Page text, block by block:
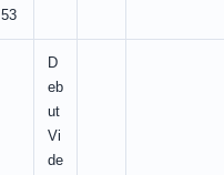
53
D
eb
ut
Vi
de